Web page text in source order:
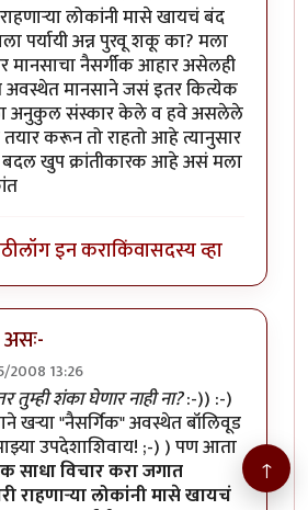
राहणार्‍या लोकांनी मासे खायचं बंद
पर्यायी अन्न पुरवू शकू का? मला
मानसाचा नैसर्गीक आहार असेलही
अवस्थेत मानसाने जसं इतर कित्येक
अनुकुल संस्कार केले व हवे असलेले
करून तो राहतो आहे त्यानुसार
बदल खुप क्रांतीकारक आहे असं मला
लॉग इन कराकिंवासदस्य व्हा
2008 13:26
मत...byनीलकांत
तुम्ही शंका घेणार नाही ना?:-)) :-)
खर्‍या "नैसर्गिक" अवस्थेत बॉलिवूड
उपदेशाशिवाय! ;-) ) पण आता
साधा विचार करा जगात
राहणार्‍या लोकांनी मासे खायचं
↑